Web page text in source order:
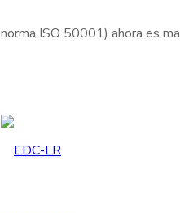
norma ISO 50001) ahora es